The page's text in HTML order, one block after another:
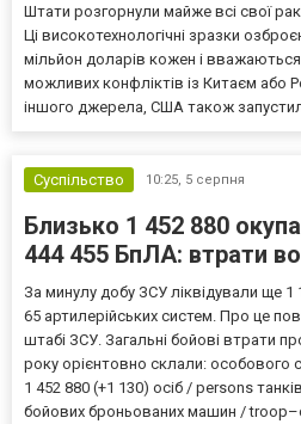
Штати розгорнули майже всі свої
Ці високотехнологічні зразки
мільйон доларів кожен і вважаються
можливих конфліктів із Китаєм або
іншого джерела, США також
Суспільство 10:25, 5 серпня
Близько 1 452 880
444 455 БпЛА: втрати
За минулу добу ЗСУ ліквідували ще 1
65 артилерійських систем. Про це
штабі ЗСУ. Загальні бойові втрати
року орієнтовно склали: особового
1 452 880 (+1 130) осіб / persons
бойових броньованих машин /